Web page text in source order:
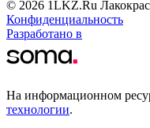
© 2026 1LKZ.Ru
Конфиденциальность
Разработано в
На информационном
технологии.